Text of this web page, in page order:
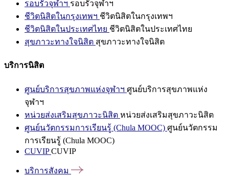
รอบรั้วจุฬาฯ รอบรั้วจุฬาฯ
ชีวิตนิสิตในกรุงเทพฯ ชีวิตนิสิตในกรุงเทพฯ
ชีวิตนิสิตในประเทศไทย ชีวิตนิสิตในประเทศไทย
สุขภาวะทางใจนิสิต สุขภาวะทางใจนิสิต
บริการนิสิต
ศูนย์บริการสุขภาพแห่งจุฬาฯ ศูนย์บริการสุขภาพแห่ง
จุฬาฯ
หน่วยส่งเสริมสุขภาวะนิสิต หน่วยส่งเสริมสุขภาวะนิสิต
ศูนย์นวัตกรรมการเรียนรู้ (Chula MOOC) ศูนย์นวัตกรรม
การเรียนรู้ (Chula MOOC)
CUVIPCUVIP
บริการสังคม